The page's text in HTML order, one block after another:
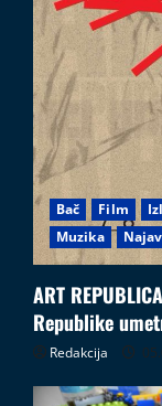
Bač Film
Muzika
ART
Republike
Redakcija